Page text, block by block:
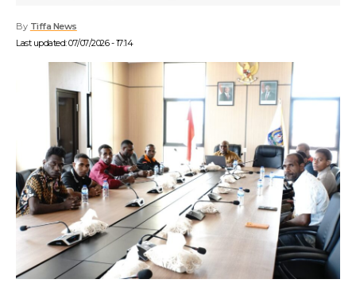
Last updated: 07/07/2026 - 17:14
By Tiffa News